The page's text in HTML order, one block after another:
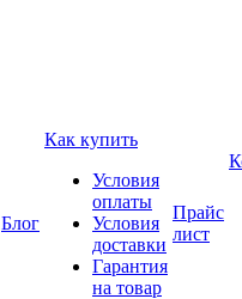
Блог
Как купить
Условия
оплаты
Условия
доставки
Гарантия
на товар
Прайс
лист